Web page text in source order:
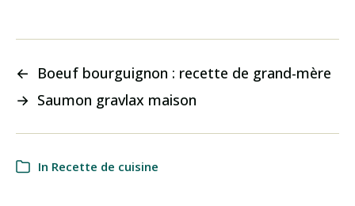
← Boeuf bourguignon : recette de grand-mère
→ Saumon gravlax maison
In Recette de cuisine